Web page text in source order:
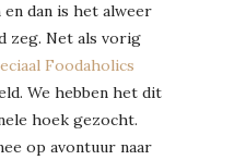
dan is het alweer
zeg. Net als vorig
Foodaholics
We hebben het dit
hoek gezocht.
op avontuur naar